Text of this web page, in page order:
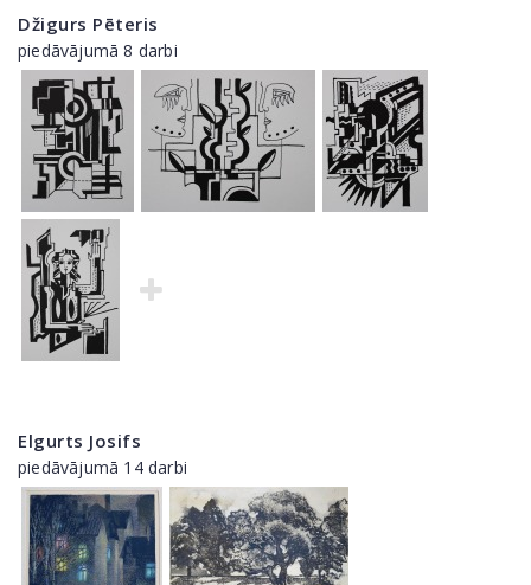
Džigurs Pēteris
piedāvājumā 8 darbi
Elgurts Josifs
piedāvājumā 14 darbi